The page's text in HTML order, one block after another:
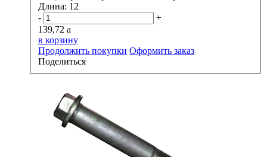
Длина: 12
-
+
139,72 a
в корзину
Продолжить покупки Оформить заказ
Поделиться